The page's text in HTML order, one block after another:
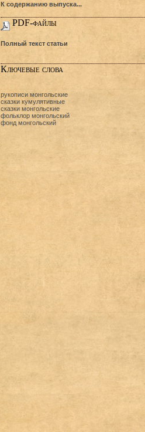
К содержанию выпуска...
PDF-файлы
Полный текст статьи
Ключевые слова
рукописи монгольские
сказки кумулятивные
сказки монгольские
фольклор монгольский
фонд монгольский